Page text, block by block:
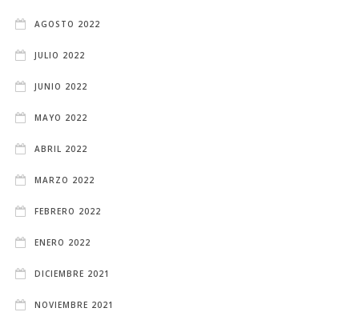
AGOSTO 2022
JULIO 2022
JUNIO 2022
MAYO 2022
ABRIL 2022
MARZO 2022
FEBRERO 2022
ENERO 2022
DICIEMBRE 2021
NOVIEMBRE 2021